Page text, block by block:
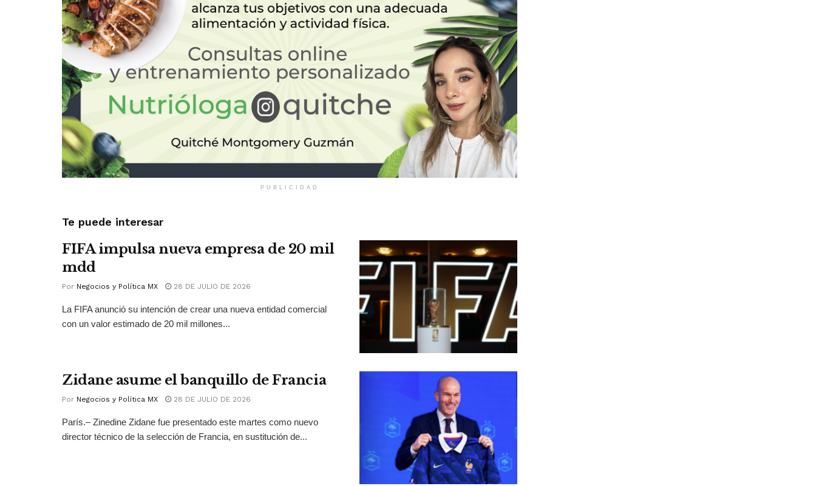
PUBLICIDAD
Te puede interesar
FIFA impulsa nueva empresa de 20 mil
mdd
Por Negocios y Política MX 28 DE JULIO DE 2026
La FIFA anunció su intención de crear una nueva entidad comercial
con un valor estimado de 20 mil millones...
Zidane asume el banquillo de Francia
Por Negocios y Política MX 28 DE JULIO DE 2026
París.– Zinedine Zidane fue presentado este martes como nuevo
director técnico de la selección de Francia, en sustitución de...